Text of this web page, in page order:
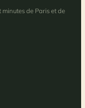
de Paris et de